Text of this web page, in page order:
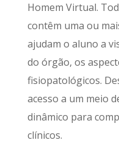
Homem Virtual.
contêm uma ou
ajudam o aluno a
do órgão, os
fisiopatológicos.
acesso a um meio
dinâmico para
clínicos.